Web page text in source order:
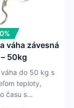
váha závesná
– 50kg
do 50 kg s
teploty,
času s